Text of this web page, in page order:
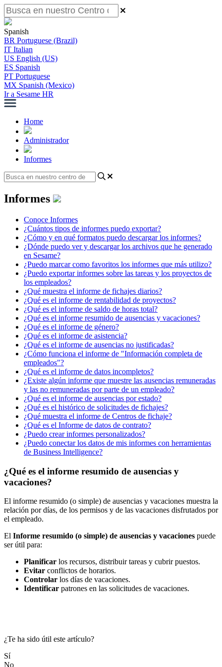
Spanish
BR Portuguese (Brazil)
IT Italian
US English (US)
ES Spanish
PT Portuguese
MX Spanish (Mexico)
Ir a Sesame HR
Home
Administrador
Informes
Informes
Conoce Informes
¿Cuántos tipos de informes puedo exportar?
¿Cómo y en qué formatos puedo descargar los informes?
¿Dónde puedo ver y descargar los archivos que he generado
en Sesame?
¿Puedo marcar como favoritos los informes que más utilizo?
¿Puedo exportar informes sobre las tareas y los proyectos de
los empleados?
¿Qué muestra el informe de fichajes diarios?
¿Qué es el informe de rentabilidad de proyectos?
¿Qué es el informe de saldo de horas total?
¿Qué es el informe resumido de ausencias y vacaciones?
¿Qué es el informe de género?
¿Qué es el informe de asistencia?
¿Qué es el informe de ausencias no justificadas?
¿Cómo funciona el informe de "Información completa de
empleados"?
¿Qué es el informe de datos incompletos?
¿Existe algún informe que muestre las ausencias remuneradas
y las no remuneradas por parte de un empleado?
¿Qué es el informe de ausencias por estado?
¿Qué es el histórico de solicitudes de fichajes?
¿Qué muestra el informe de Centros de fichaje?
¿Qué es el Informe de datos de contrato?
¿Puedo crear informes personalizados?
¿Puedo conectar los datos de mis informes con herramientas
de Business Intelligence?
¿Qué es el informe resumido de ausencias y
vacaciones?
El informe resumido (o simple) de ausencias y vacaciones muestra la
relación por días, de los permisos y de las vacaciones disfrutados por
el empleado.
El Informe resumido (o simple) de ausencias y vacaciones puede
ser útil para:
Planificar los recursos, distribuir tareas y cubrir puestos.
Evitar conflictos de horarios.
Controlar los días de vacaciones.
Identificar patrones en las solicitudes de vacaciones.
¿Te ha sido útil este artículo?
Sí
No